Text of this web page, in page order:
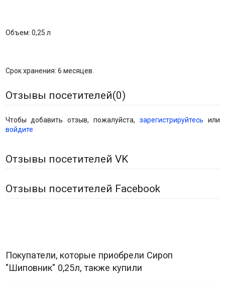
Объем: 0,25 л
Срок хранения: 6 месяцев.
Отзывы посетителей(0)
Чтобы добавить отзыв, пожалуйста, зарегистрируйтесь или
войдите
Отзывы посетителей VK
Отзывы посетителей Facebook
Покупатели, которые приобрели Сироп
"Шиповник" 0,25л, также купили